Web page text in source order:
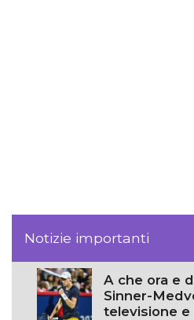
Notizie importanti
A che ora e
Sinner-
televisione